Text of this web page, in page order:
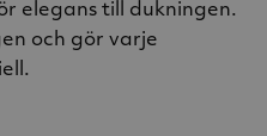
elegans till dukningen.
och gör varje